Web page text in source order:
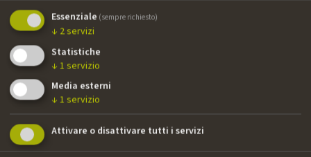
Lingua della newsletter
Accetto l'informativa sulla
Newsletter registrieren
Essenziale (sempre richiesto)
↓ 2 servizi
Statistiche
↓ 1 servizio
Media esterni
↓ 1 servizio
Attivare o disattivare tutti i servizi